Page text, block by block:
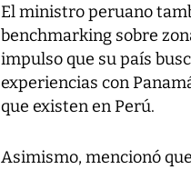
El ministro peruano
benchmarking sobre
impulso que su país
experiencias con
que existen en Perú.
Asimismo, mencionó